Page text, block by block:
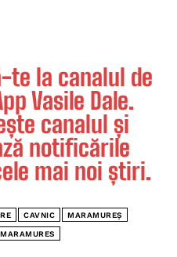
te la canalul de
Vasile Dale.
canalul și
notificările
mai noi știri.
CAVNIC MARAMUREȘ